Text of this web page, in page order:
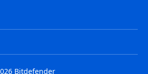
Bitdefender